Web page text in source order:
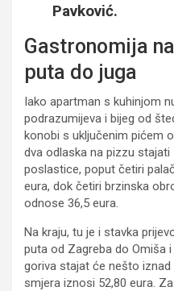
Pavković.
Gastronomija
puta do juga
Iako apartman s kuhinjom
podrazumijeva i bijeg od
konobi s uključenim pićem
dva odlaska na pizzu
poslastice, poput četiri
eura, dok četiri brzinska
odnose 36,5 eura.
Na kraju, tu je i stavka
puta od Zagreba do Omiša
goriva stajat će nešto
smjera iznosi 52,80 eura.